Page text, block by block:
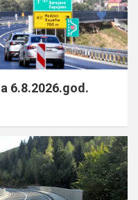
6.8.2026.god.